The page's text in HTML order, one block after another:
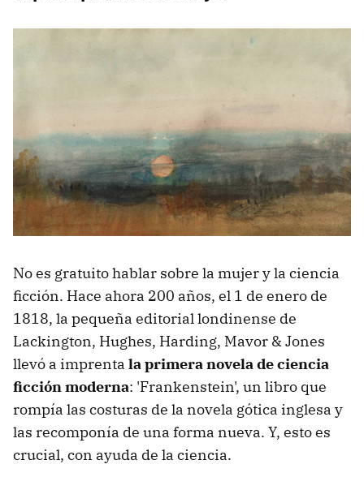
No es gratuito hablar sobre la mujer y la ciencia
ficción. Hace ahora 200 años, el 1 de enero de
1818, la pequeña editorial londinense de
Lackington, Hughes, Harding, Mavor & Jones
llevó a imprenta la primera novela de ciencia
ficción moderna: 'Frankenstein', un libro que
rompía las costuras de la novela gótica inglesa y
las recomponía de una forma nueva. Y, esto es
crucial, con ayuda de la ciencia.